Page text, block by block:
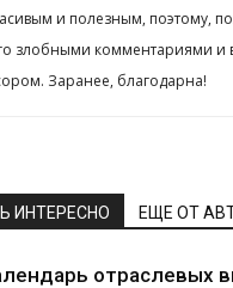
и полезным, поэтому,
злобными комментариями и
Заранее, благодарна!
ИНТЕРЕСНО ЕЩЕ ОТ
отраслевых